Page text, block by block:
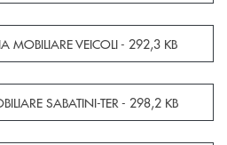
nuova finestra
MOBILIARE VEICOLI - 292,3 KB
nuova finestra
SABATINI-TER - 298,2 KB